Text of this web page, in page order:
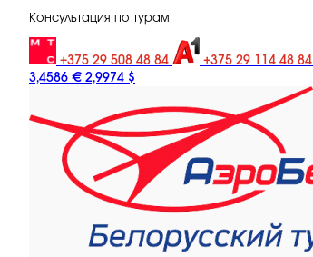
Консультация по турам
+375 29 508 48 84 +375 29 114 48 84
3,4586 € 2,9974 $